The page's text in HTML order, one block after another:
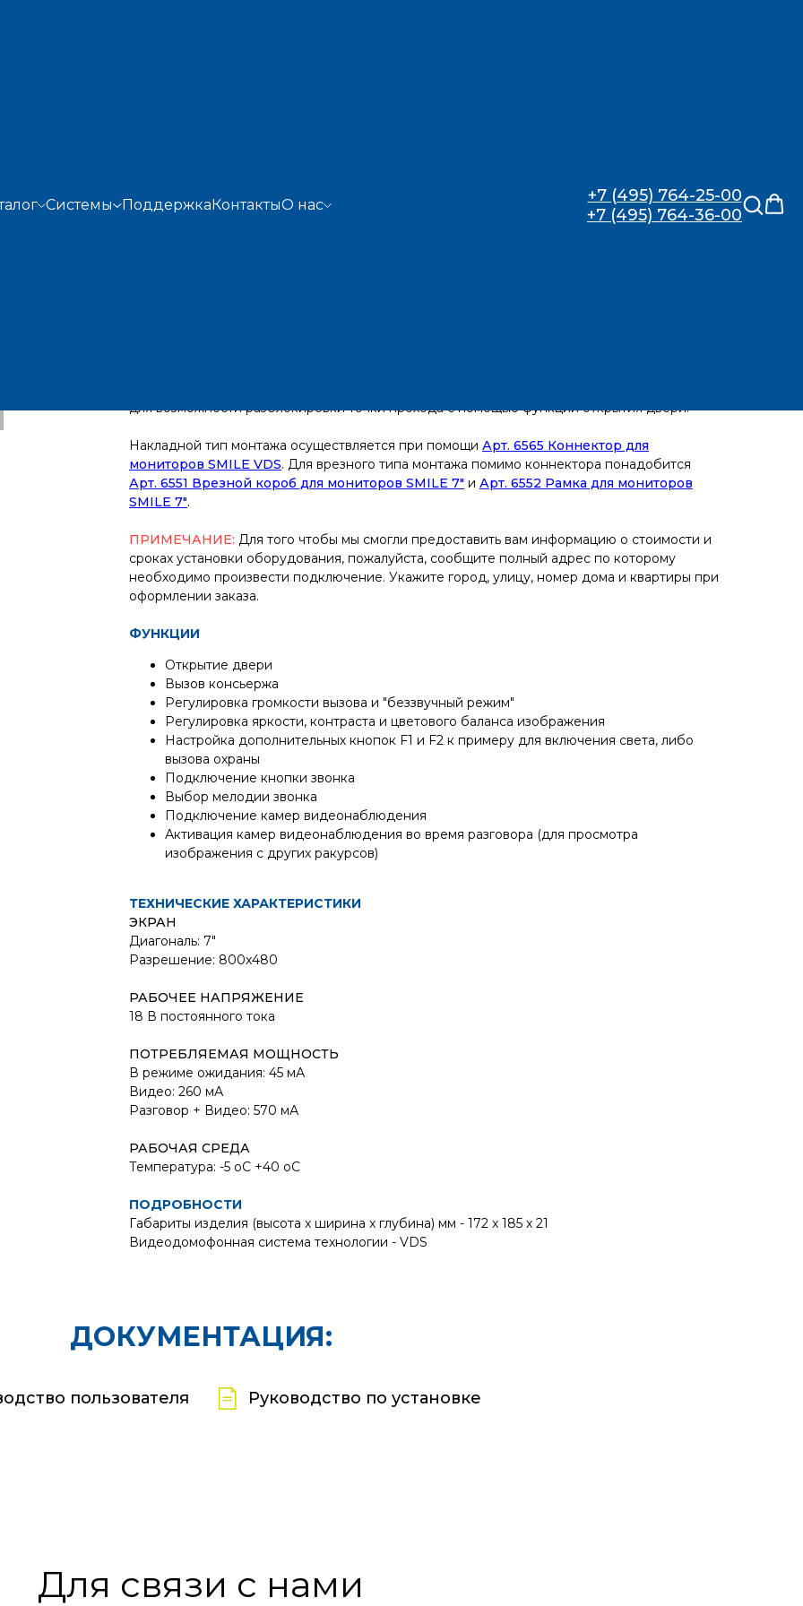
Системы ПоддержкаКонтактыО нас
+7 (495) 764-25-00
+7 (495) 764-36-00
50 150
для возможности разблокировки точки прохода с помощью функции открытия двери.
Накладной тип монтажа осуществляется при помощи Арт. 6565 Коннектор для
мониторов SMILE VDS. Для врезного типа монтажа помимо коннектора понадобится
Арт. 6551 Врезной короб для мониторов SMILE 7" и Арт. 6552 Рамка для мониторов
SMILE 7".
ПРИМЕЧАНИЕ: Для того чтобы мы смогли предоставить вам информацию о стоимости и
сроках установки оборудования, пожалуйста, сообщите полный адрес по которому
необходимо произвести подключение. Укажите город, улицу, номер дома и квартиры при
оформлении заказа.
ФУНКЦИИ
Открытие двери
Вызов консьержа
Регулировка громкости вызова и "беззвучный режим"
Регулировка яркости, контраста и цветового баланса изображения
Настройка дополнительных кнопок F1 и F2 к примеру для включения света, либо
вызова охраны
Подключение кнопки звонка
Выбор мелодии звонка
Подключение камер видеонаблюдения
Активация камер видеонаблюдения во время разговора (для просмотра
изображения с других ракурсов)
ТЕХНИЧЕСКИЕ ХАРАКТЕРИСТИКИ
ЭКРАН
Диагональ: 7"
Разрешение: 800x480
РАБОЧЕЕ НАПРЯЖЕНИЕ
18 В постоянного тока
ПОТРЕБЛЯЕМАЯ МОЩНОСТЬ
В режиме ожидания: 45 мА
Видео: 260 мА
Разговор + Видео: 570 мА
РАБОЧАЯ СРЕДА
Температура: -5 oC +40 oC
ПОДРОБНОСТИ
Габариты изделия (высота x ширина x глубина) мм - 172 x 185 x 21
Видеодомофонная система технологии - VDS
ДОКУМЕНТАЦИЯ:
пользователя Руководство по установке
Для связи с нами